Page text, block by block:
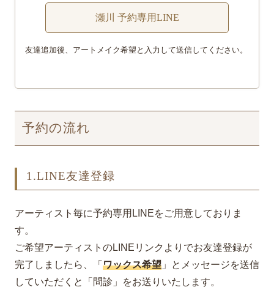
瀬川 予約専用LINE
友達追加後、アートメイク希望と入力して送信してください。
予約の流れ
1.LINE友達登録
アーティスト毎に予約専用LINEをご用意しておりま
す。
ご希望アーティストのLINEリンクよりでお友達登録が
完了しましたら、「 ワックス希望 」とメッセージを送信
していただくと「問診」をお送りいたします。